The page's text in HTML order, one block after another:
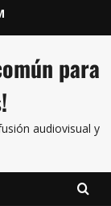
para
audiovisual y